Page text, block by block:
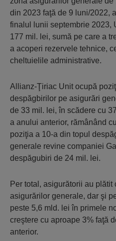
din 2023 faţă de 9 luni/2022,
finalul lunii septembrie 2023,
177 mil. lei, sumă pe care a
a acoperi rezervele tehnice,
cheltuielile administrative.
Allianz-Ţiriac Unit ocupă
despăgbirilor pe asigurări
de 33 mil. lei, în scădere cu
a anului anterior, rămânând
poziţia a 10-a din topul
generale revine companiei
despăgubiri de 24 mil. lei.
Per total, asigurătorii au plătit
asigurărilor generale, dar şi
peste 5,6 mld. lei în primele
creştere cu aproape 3% faţă
anterior.